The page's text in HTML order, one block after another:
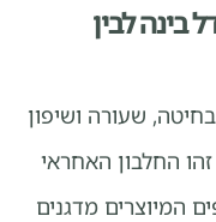
לבין
שעורה ושיפון
החלבון האחראי
מדגנים